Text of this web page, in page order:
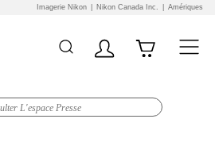
Imagerie Nikon Nikon Canada Inc. Amériques